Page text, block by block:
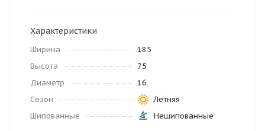
Характеристики
Ширина
185
Высота
75
Диаметр
16
Сезон
Летняя
Шипованные
Нешипованные